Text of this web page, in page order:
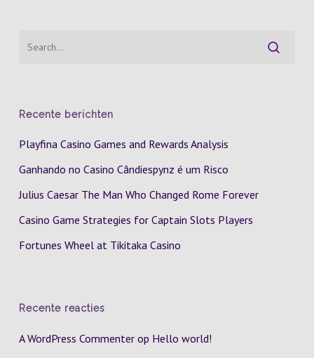
Recente berichten
Playfina Casino Games and Rewards Analysis
Ganhando no Casino Cândiespynz é um Risco
Julius Caesar The Man Who Changed Rome Forever
Casino Game Strategies for Captain Slots Players
Fortunes Wheel at Tikitaka Casino
Recente reacties
A WordPress Commenterop Hello world!